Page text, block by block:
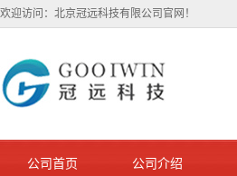
欢迎访问：北京冠远科技有限公司官网！
公司首页 公司介绍